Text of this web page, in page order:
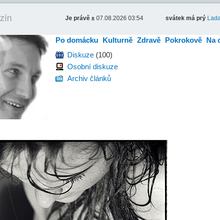
Je právě ± 07.08.2026 03:54 svátek má prý
Po domácku Kulturně Zdravě Pokrokově Na
Diskuze (100)
Osobní diskuze
Archiv článků